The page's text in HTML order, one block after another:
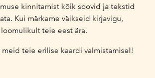
kinnitamist kõik soovid ja tekstid
Kui märkame väikseid kirjavigu,
teie eest ära.
teie erilise kaardi valmistamisel!